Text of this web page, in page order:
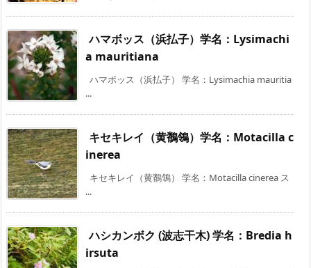
ハマボッス（浜払子）学名：Lysimachi
a mauritiana
ハマボッス（浜払子） 学名：Lysimachia mauritia
...
キセキレイ（黄鶺鴒）学名：Motacilla c
inerea
キセキレイ（黄鶺鴒） 学名：Motacilla cinerea ス
...
ハシカンボク (波志干木) 学名：Bredia h
irsuta